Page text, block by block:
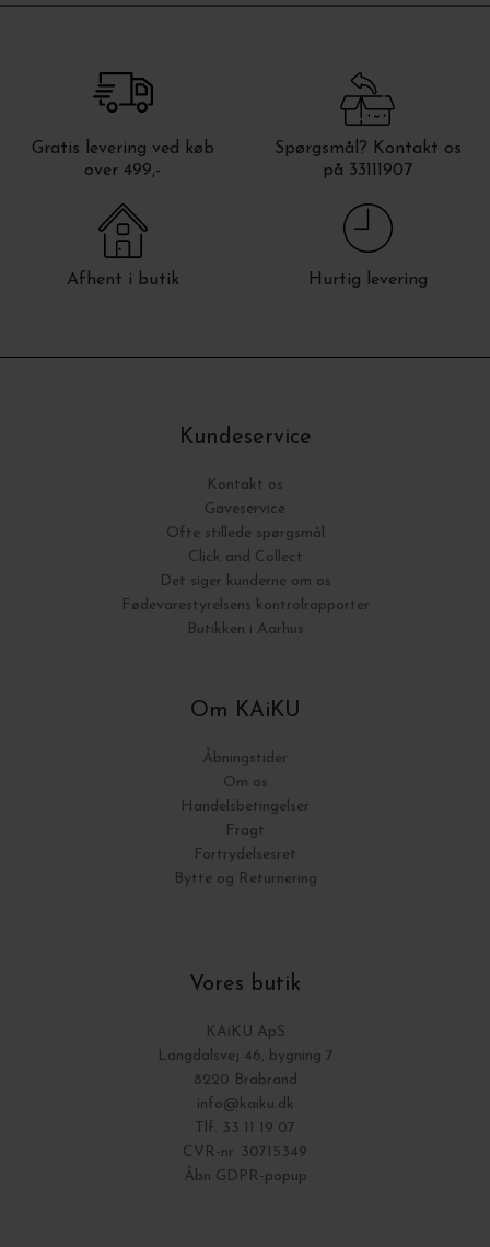
Gratis levering ved køb
over 499,-
Spørgsmål? Kontakt os
på 33111907
Afhent i butik Hurtig levering
Kundeservice
Kontakt os
Gaveservice
Ofte stillede spørgsmål
Click and Collect
Det siger kunderne om os
Fødevarestyrelsens kontrolrapporter
Butikken i Aarhus
Om KAiKU
Åbningstider
Om os
Handelsbetingelser
Fragt
Fortrydelsesret
Bytte og Returnering
Vores butik
KAiKU ApS
Langdalsvej 46, bygning 7
8220 Brabrand
info@kaiku.dk
Tlf. 33 11 19 07
CVR-nr. 30715349
Åbn GDPR-popup